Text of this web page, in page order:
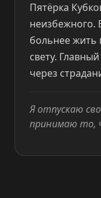
Пятёрка
неизбежного.
больнее жить
свету.
через
Я отпускаю
принимаю то,